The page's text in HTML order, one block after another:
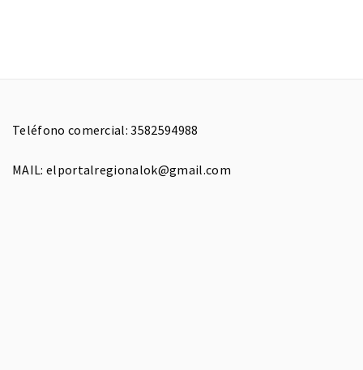
Teléfono comercial: 3582594988
MAIL: elportalregionalok@gmail.com